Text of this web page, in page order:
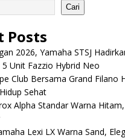
Cari
Posts
2026, Yamaha STSJ
Unit Fazzio Hybrid Neo
Club Bersama Grand Filano
Sehat
Alpha Standar Warna
Lexi LX Warna Sand,